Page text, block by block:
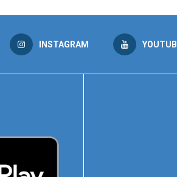
INSTAGRAM